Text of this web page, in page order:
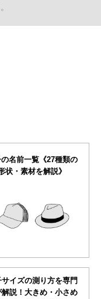
名前一覧《27種類の
状・素材を解説》
サイズの測り方を専門
解説！大きめ・小さめ